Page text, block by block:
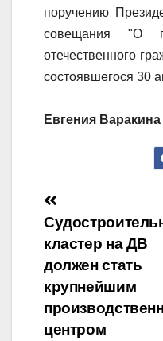
поручению
совещания "О
отечественного
состоявшегося 30
Евгения Варакина
по
записям
кластер на ДВ
должен стать
крупнейшим
центром